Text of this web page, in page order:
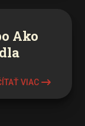
Ako
VIAC